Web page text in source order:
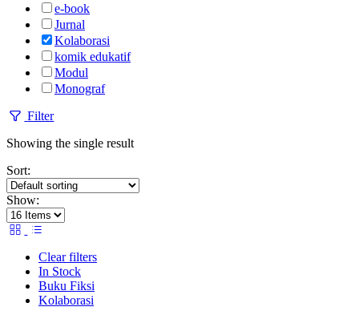
e-book
Jurnal
Kolaborasi
komik edukatif
Modul
Monograf
Filter
Showing the single result
Sort:
Show:
Clear filters
In Stock
Buku Fiksi
Kolaborasi